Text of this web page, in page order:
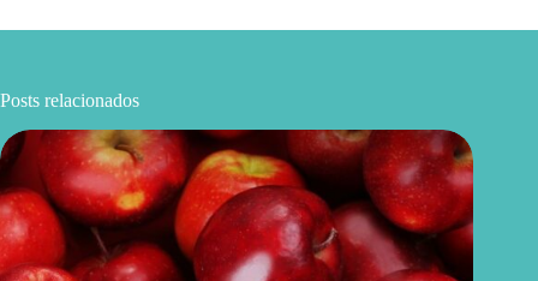
Posts relacionados